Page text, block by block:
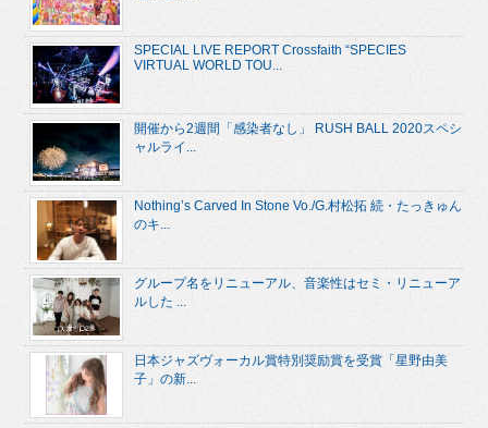
SPECIAL LIVE REPORT Crossfaith “SPECIES
VIRTUAL WORLD TOU...
開催から2週間「感染者なし」 RUSH BALL 2020スペシ
ャルライ...
Nothing’s Carved In Stone Vo./G.村松拓 続・たっきゅん
のキ...
グループ名をリニューアル、音楽性はセミ・リニューア
ルした ...
日本ジャズヴォーカル賞特別奨励賞を受賞「星野由美
子」の新...